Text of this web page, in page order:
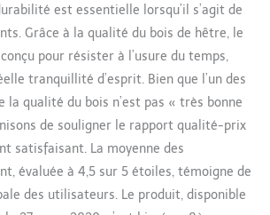
est essentielle lorsqu’il s’agit de
Grâce à la qualité du bois de hêtre, le
pour résister à l’usure du temps,
tranquillité d’esprit. Bien que l’un des
la qualité du bois n’est pas « très bonne
de souligner le rapport qualité-prix
satisfaisant. La moyenne des
évaluée à 4,5 sur 5 étoiles, témoigne de
des utilisateurs. Le produit, disponible